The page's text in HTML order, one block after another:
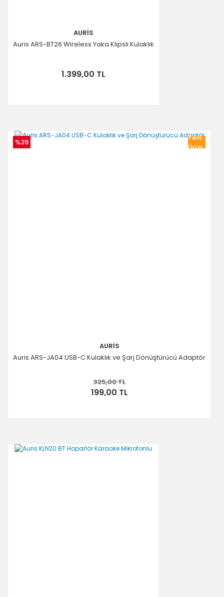
AURİS
Auris ARS-BT26 Wireless Yaka Klipsli Kulaklık
1.399,00 TL
Yeni
Ürün
%39
AURİS
Auris ARS-JA04 USB-C Kulaklık ve Şarj Dönüştürücü Adaptör
325,00 TL
199,00 TL